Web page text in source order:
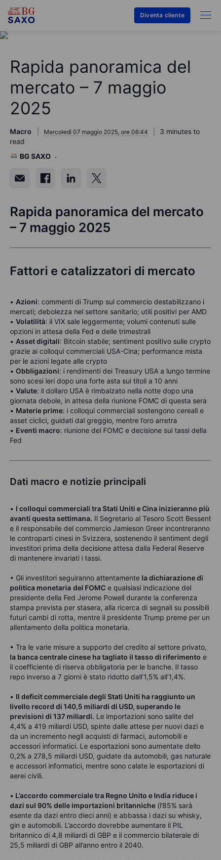
Diventa cliente
Rapida panoramica del
mercato – 7 maggio
2025
Macro Mercoledì 07 maggio 2025, ore 06:44
3 minutes to
read
BG SAXO
Rapida panoramica del mercato
– 7 maggio 2025
Fattori e catalizzatori di mercato
• Azioni: commenti di Trump sul commercio destabilizzano i
mercati; debolezza nel settore sanitario; utili positivi per AMD
• Volatilità: il VIX sale leggermente; volumi contenuti sulle
opzioni in attesa della Fed e delle trimestrali
• Asset digitali: Bitcoin stabile; sentiment positivo sulle crypto
grazie ai colloqui commerciali USA-Cina; performance mista
per le azioni legate alle crypto
• Obbligazioni: i rendimenti dei Treasury USA a lungo termine
sono scesi ieri dopo una forte asta sui titoli a 10 anni
• Valute: il dollaro USA è rimbalzato nella notte dopo una
giornata debole, in attesa della riunione FOMC di questa sera
• Materie prime: i colloqui commerciali sostengono cereali e
asset ciclici, guidati dal greggio, mentre l’oro arretra
• Eventi macro: riunione del FOMC e decisione sui tassi della
Fed
Dati macro e notizie principali
• I colloqui commerciali tra Stati Uniti e Cina inizieranno più
avanti questa settimana. Il Segretario al Tesoro Scott Bessent
e il responsabile del commercio Jamieson Greer incontreranno
le controparti cinesi in Svizzera, sostenendo il sentiment degli
investitori prima della decisione attesa dalla Federal Reserve
di mantenere invariati i tassi.
• Gli investitori seguiranno attentamente la dichiarazione di
politica monetaria del FOMC e qualsiasi indicazione del
presidente della Fed Jerome Powell durante la conferenza
stampa prevista per stasera, alla ricerca di segnali su possibili
futuri cambi di rotta, mentre il presidente Trump preme per un
allentamento della politica monetaria.
• Tra le varie misure a supporto del credito al settore privato,
la banca centrale cinese ha tagliato il tasso di riferimento e
il coefficiente di riserva obbligatoria per le banche. Il tasso
repo inverso a 7 giorni è stato ridotto dall’1,5% all’1,4%.
• Il deficit commerciale degli Stati Uniti ha raggiunto un
livello record di 140,5 miliardi di USD, superando le
previsioni di 137 miliardi. Le importazioni sono salite del
4,4% a 419 miliardi USD, spinte dalle attese per nuovi dazi e
da un incremento negli acquisti di farmaci, automobili e
accessori informatici. Le esportazioni sono aumentate dello
0,2% a 278,5 miliardi USD, guidate da automobili, gas naturale
e accessori informatici, mentre sono calate le esportazioni di
aerei civili.
• L’accordo commerciale tra Regno Unito e India riduce i
dazi sul 90% delle importazioni britanniche (l’85% sarà
esente da dazi entro dieci anni) e abbassa i dazi su whisky,
gin e automobili. L’accordo dovrebbe aumentare il PIL
britannico di 4,8 miliardi di GBP e il commercio bilaterale di
25,5 miliardi di GBP all’anno entro il 2040.